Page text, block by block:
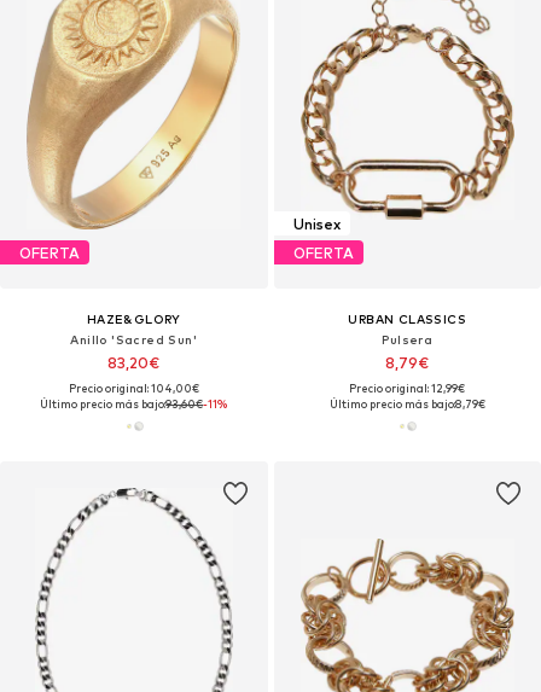
OFERTA
HAZE&GLORY
Anillo 'Sacred Sun'
83,20€
Precio original: 104,00€
Último precio más bajo:93,60€-11%
Unisex
OFERTA
URBAN CLASSICS
Pulsera
8,79€
Precio original: 12,99€
Último precio más bajo:8,79€